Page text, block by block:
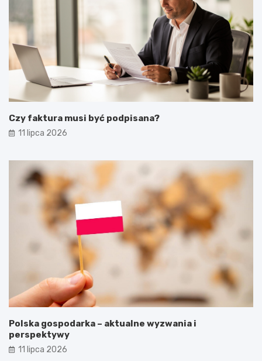
Czy faktura musi być podpisana?
11 lipca 2026
Polska gospodarka – aktualne wyzwania i
perspektywy
11 lipca 2026